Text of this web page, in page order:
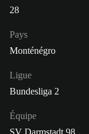
28
Pays
Monténégro
Ligue
Bundesliga 2
Équipe